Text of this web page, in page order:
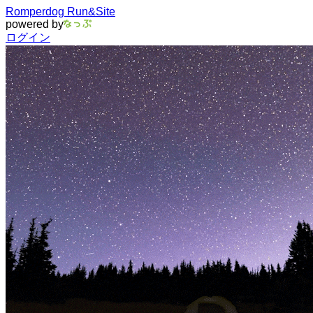
Romperdog Run&Site
powered by
ログイン